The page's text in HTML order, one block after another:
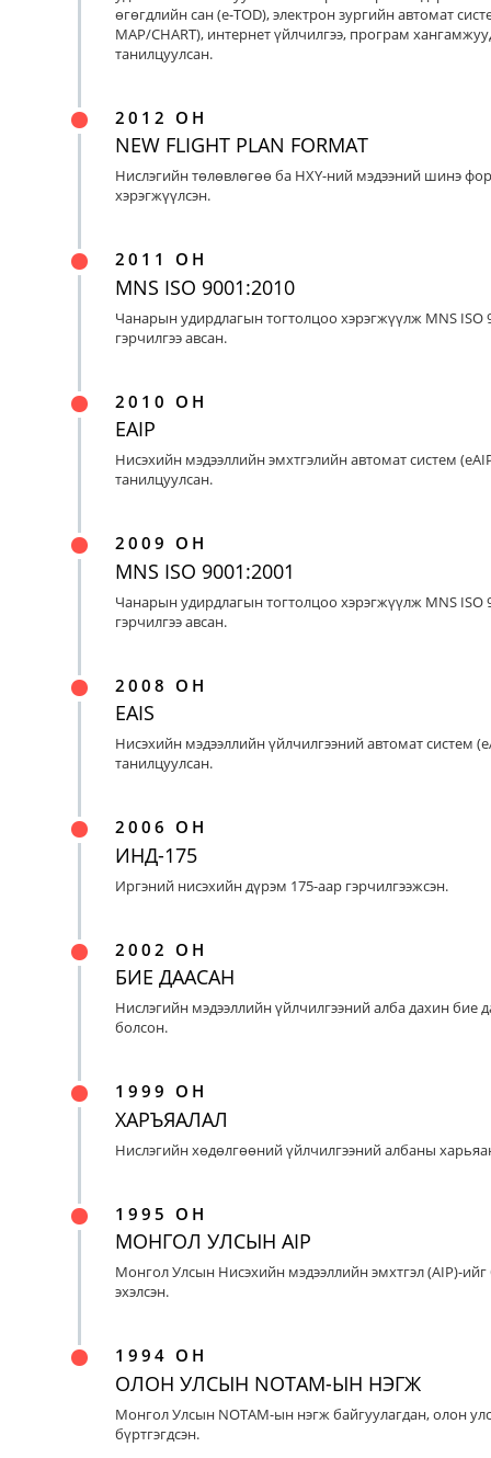
өгөгдлийн сан (e-TOD), электрон зургийн автомат
MAP/CHART), интернет үйлчилгээ, програм
танилцуулсан.
2012 ОН
NEW FLIGHT PLAN FORMAT
Нислэгийн төлөвлөгөө ба НХҮ-ний мэдээний шинэ
хэрэгжүүлсэн.
2011 ОН
MNS ISO 9001:2010
Чанарын удирдлагын тогтолцоо хэрэгжүүлж MNS ISO
гэрчилгээ авсан.
2010 ОН
EAIP
Нисэхийн мэдээллийн эмхтгэлийн автомат систем
танилцуулсан.
2009 ОН
MNS ISO 9001:2001
Чанарын удирдлагын тогтолцоо хэрэгжүүлж MNS ISO
гэрчилгээ авсан.
2008 ОН
EAIS
Нисэхийн мэдээллийн үйлчилгээний автомат систем
танилцуулсан.
2006 ОН
ИНД-175
Иргэний нисэхийн дүрэм 175-аар гэрчилгээжсэн.
2002 ОН
БИЕ ДААСАН
Нислэгийн мэдээллийн үйлчилгээний алба дахин бие
болсон.
1999 ОН
ХАРЪЯАЛАЛ
Нислэгийн хөдөлгөөний үйлчилгээний албаны
1995 ОН
МОНГОЛ УЛСЫН AIP
Монгол Улсын Нисэхийн мэдээллийн эмхтгэл (AIP)-
эхэлсэн.
1994 ОН
ОЛОН УЛСЫН NOTAM-ЫН НЭГЖ
Монгол Улсын NOTAM-ын нэгж байгуулагдан, олон
бүртгэгдсэн.